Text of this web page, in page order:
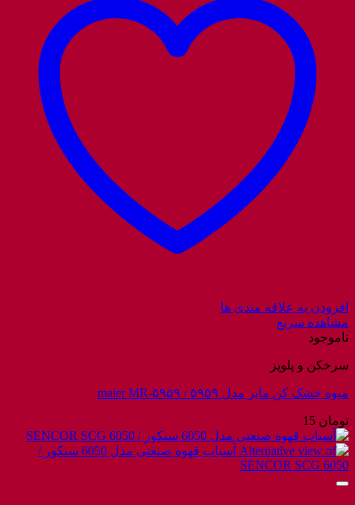
افزودن به علاقه مندی ها
مشاهده سریع
ناموجود
سرخکن و پلوپز
میوه خشک کن مایر مدل ۵۹۵۹ / maier MR-۵۹۵۹
تومان